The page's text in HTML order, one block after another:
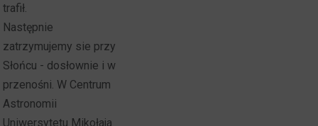
trafił.
Następnie
zatrzymujemy sie przy
Słońcu - dosłownie i w
przenośni. W Centrum
Astronomii
Uniwersytetu Mikołaja